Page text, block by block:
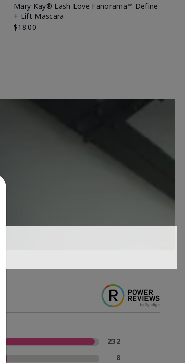
Mary Kay® Lash Love Fanorama™ Define
+ Lift Mascara
$18.00
232
8